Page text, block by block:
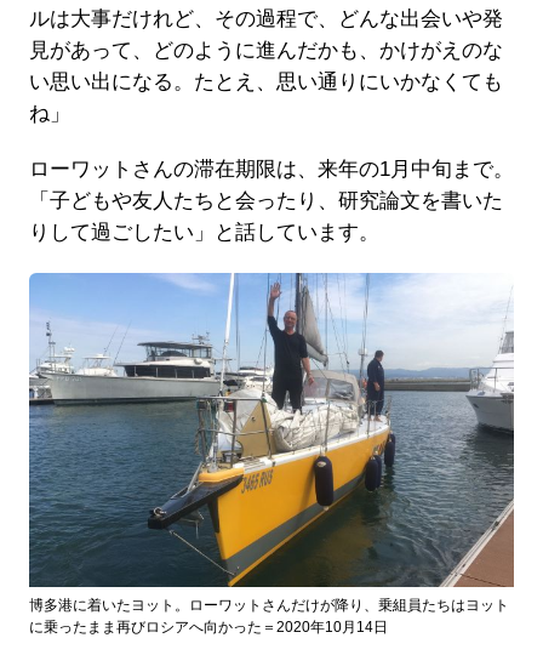
ルは大事だけれど、その過程で、どんな出会いや発
見があって、どのように進んだかも、かけがえのな
い思い出になる。たとえ、思い通りにいかなくても
ね」
ローワットさんの滞在期限は、来年の1月中旬まで。
「子どもや友人たちと会ったり、研究論文を書いた
りして過ごしたい」と話しています。
博多港に着いたヨット。ローワットさんだけが降り、乗組員たちはヨット
に乗ったまま再びロシアへ向かった＝2020年10月14日